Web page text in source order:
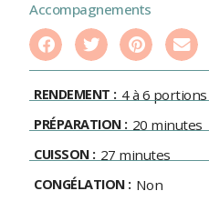
Accompagnements
RENDEMENT : 4 à 6 portions
PRÉPARATION : 20 minutes
CUISSON : 27 minutes
CONGÉLATION : Non